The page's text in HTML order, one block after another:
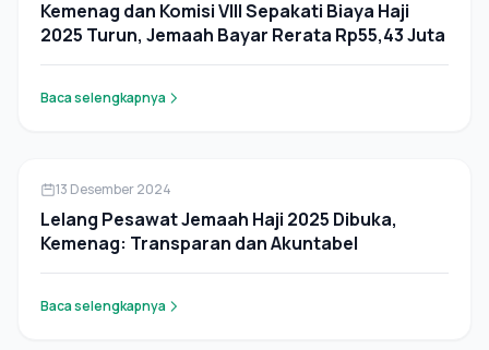
Kemenag dan Komisi VIII Sepakati Biaya Haji
2025 Turun, Jemaah Bayar Rerata Rp55,43 Juta
Baca selengkapnya
Pers Rilis
13 Desember 2024
Lelang Pesawat Jemaah Haji 2025 Dibuka,
Kemenag: Transparan dan Akuntabel
Baca selengkapnya